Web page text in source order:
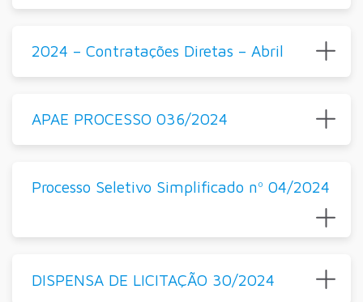
2024 – Contratações Diretas – Abril
APAE PROCESSO 036/2024
Processo Seletivo Simplificado nº 04/2024
DISPENSA DE LICITAÇÃO 30/2024